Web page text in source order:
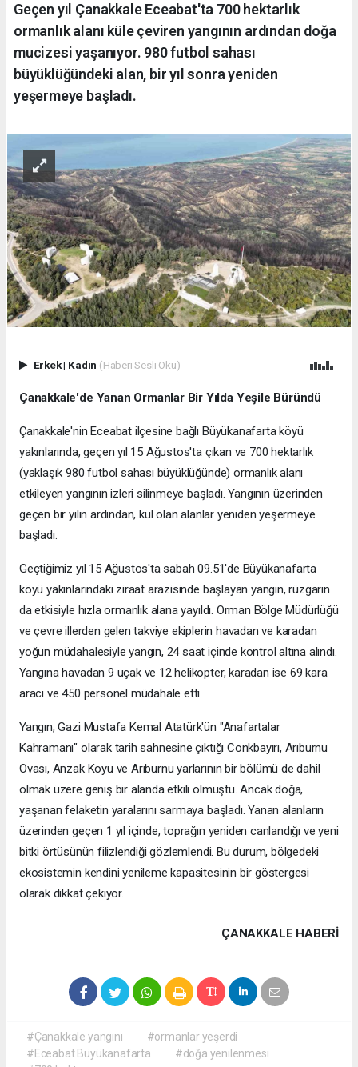
Geçen yıl Çanakkale Eceabat'ta 700 hektarlık
ormanlık alanı küle çeviren yangının ardından doğa
mucizesi yaşanıyor. 980 futbol sahası
büyüklüğündeki alan, bir yıl sonra yeniden
yeşermeye başladı.
Erkek| Kadın (Haberi Sesli Oku)
Çanakkale'de Yanan Ormanlar Bir Yılda Yeşile Büründü
Çanakkale'nin Eceabat ilçesine bağlı Büyükanafarta köyü
yakınlarında, geçen yıl 15 Ağustos'ta çıkan ve 700 hektarlık
(yaklaşık 980 futbol sahası büyüklüğünde) ormanlık alanı
etkileyen yangının izleri silinmeye başladı. Yangının üzerinden
geçen bir yılın ardından, kül olan alanlar yeniden yeşermeye
başladı.
Geçtiğimiz yıl 15 Ağustos'ta sabah 09.51'de Büyükanafarta
köyü yakınlarındaki ziraat arazisinde başlayan yangın, rüzgarın
da etkisiyle hızla ormanlık alana yayıldı. Orman Bölge Müdürlüğü
ve çevre illerden gelen takviye ekiplerin havadan ve karadan
yoğun müdahalesiyle yangın, 24 saat içinde kontrol altına alındı.
Yangına havadan 9 uçak ve 12 helikopter, karadan ise 69 kara
aracı ve 450 personel müdahale etti.
Yangın, Gazi Mustafa Kemal Atatürk'ün "Anafartalar
Kahramanı" olarak tarih sahnesine çıktığı Conkbayırı, Arıburnu
Ovası, Anzak Koyu ve Arıburnu yarlarının bir bölümü de dahil
olmak üzere geniş bir alanda etkili olmuştu. Ancak doğa,
yaşanan felaketin yaralarını sarmaya başladı. Yanan alanların
üzerinden geçen 1 yıl içinde, toprağın yeniden canlandığı ve yeni
bitki örtüsünün filizlendiği gözlemlendi. Bu durum, bölgedeki
ekosistemin kendini yenileme kapasitesinin bir göstergesi
olarak dikkat çekiyor.
ÇANAKKALE HABERİ
#Çanakkale yangını
#ormanlar yeşerdi
#Eceabat Büyükanafarta
#doğa yenilenmesi